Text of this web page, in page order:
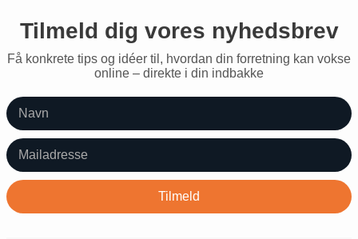
Tilmeld dig vores nyhedsbrev
Få konkrete tips og idéer til, hvordan din forretning kan vokse
online – direkte i din indbakke